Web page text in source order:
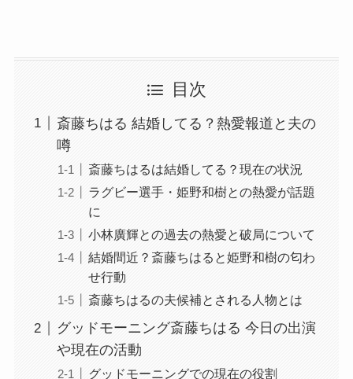
目次
斎藤ちはる 結婚してる？熱愛報道と夫の
噂
斎藤ちはるは結婚してる？現在の状況
ラグビー選手・姫野和樹との熱愛が話題
に
小林廣輝との過去の熱愛と破局について
結婚間近？斎藤ちはると姫野和樹の匂わ
せ行動
斎藤ちはるの夫候補とされる人物とは
グッドモーニング斎藤ちはる 今日の出演
や現在の活動
グッドモーニングでの現在の役割